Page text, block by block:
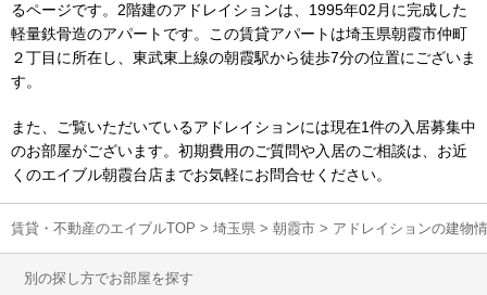
るページです。2階建のアドレイションは、1995年02月に完成した
軽量鉄骨造のアパートです。この賃貸アパートは埼玉県朝霞市仲町
２丁目に所在し、東武東上線の朝霞駅から徒歩7分の位置にございま
す。
また、ご覧いただいているアドレイションには現在1件の入居募集中
のお部屋がございます。初期費用のご質問や入居のご相談は、お近
くのエイブル朝霞台店までお気軽にお問合せください。
賃貸・不動産のエイブルTOP > 埼玉県 > 朝霞市 > アドレイションの建物
別の探し方でお部屋を探す